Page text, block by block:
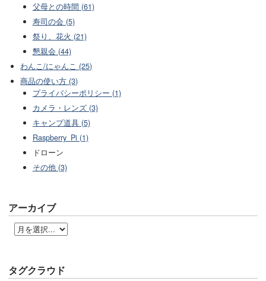
父母との時間 (61)
寿司の会 (5)
祭り、花火 (21)
懇親会 (44)
わんこ/にゃんこ (25)
商品の使い方 (3)
プライバシーポリシー (1)
カメラ・レンズ (3)
キャンプ道具 (5)
Raspberry_Pi (1)
ドローン
その他 (3)
アーカイブ
タグクラウド